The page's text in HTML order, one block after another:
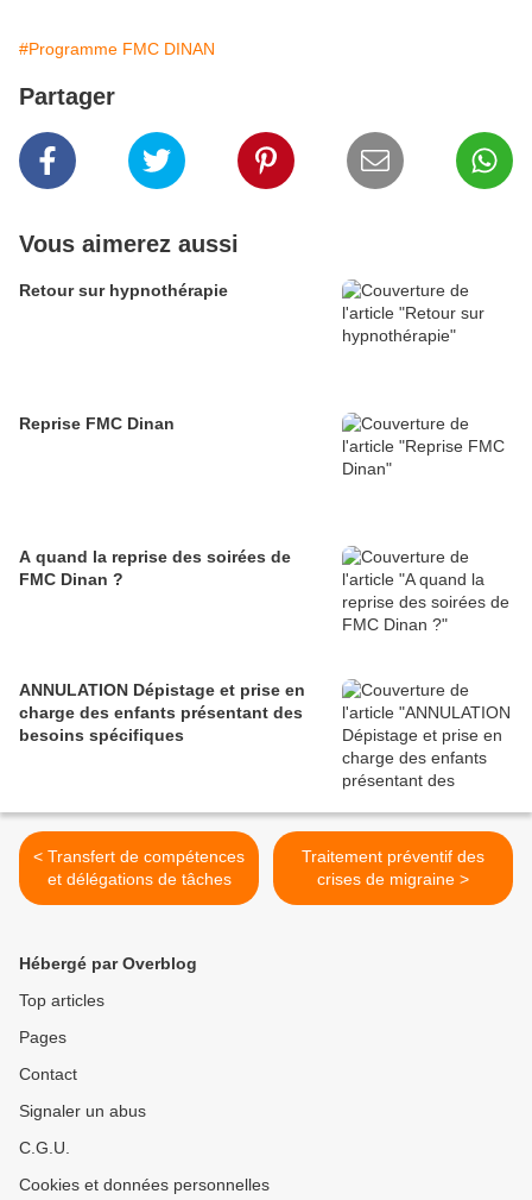
#Programme FMC DINAN
Partager
Vous aimerez aussi
Retour sur hypnothérapie
Reprise FMC Dinan
A quand la reprise des soirées de
FMC Dinan ?
ANNULATION Dépistage et prise en
charge des enfants présentant des
besoins spécifiques
< Transfert de compétences
et délégations de tâches
Traitement préventif des
crises de migraine >
Hébergé par Overblog
Top articles
Pages
Contact
Signaler un abus
C.G.U.
Cookies et données personnelles